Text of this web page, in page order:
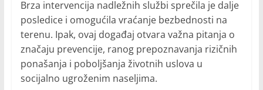
Brza intervencija nadležnih službi sprečila je dalje
posledice i omogućila vraćanje bezbednosti na
terenu. Ipak, ovaj događaj otvara važna pitanja o
značaju prevencije, ranog prepoznavanja rizičnih
ponašanja i poboljšanja životnih uslova u
socijalno ugroženim naseljima.